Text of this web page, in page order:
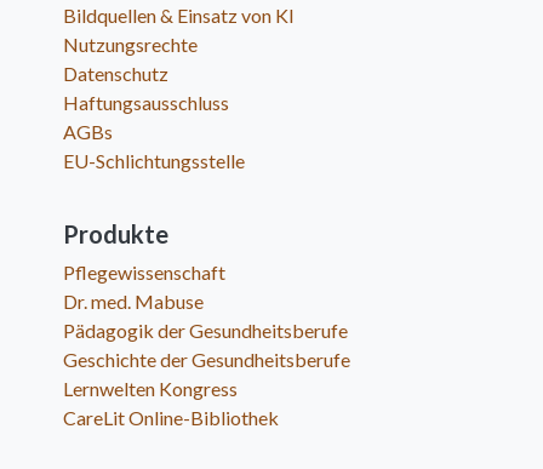
Bildquellen & Einsatz von KI
Nutzungsrechte
Datenschutz
Haftungsausschluss
AGBs
EU-Schlichtungsstelle
Produkte
Pflegewissenschaft
Dr. med. Mabuse
Pädagogik der Gesundheitsberufe
Geschichte der Gesundheitsberufe
Lernwelten Kongress
CareLit Online-Bibliothek